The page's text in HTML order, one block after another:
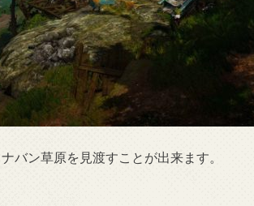
バン草原を見渡すことが出来ます。